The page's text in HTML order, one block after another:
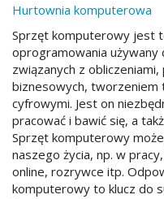
Hurtownia komputerowa
Sprzęt komputerowy jest
oprogramowania używany
związanych z
biznesowych, tworzeniem
cyfrowymi. Jest on
pracować i bawić się, a
Sprzęt komputerowy
naszego życia, np. w
online, rozrywce itp.
komputerowy to klucz do